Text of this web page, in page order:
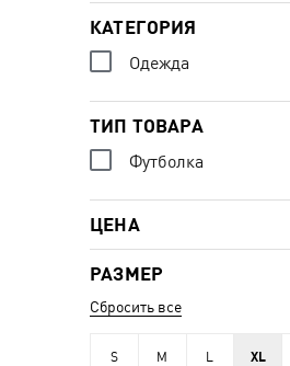
КАТЕГОРИЯ
Одежда
ТИП ТОВАРА
Футболка
ЦЕНА
РАЗМЕР
Сбросить все
S M L XL